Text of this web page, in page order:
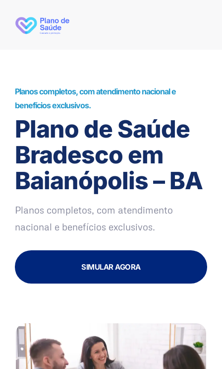
Planos completos, com atendimento nacional e
benefícios exclusivos.
Plano de Saúde
Bradesco em
Baianópolis – BA
Planos completos, com atendimento
nacional e benefícios exclusivos.
SIMULAR AGORA